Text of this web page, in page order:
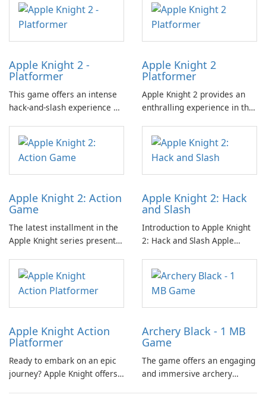
Apple Knight 2 -
Platformer
This game offers an intense
hack-and-slash experience as
waves of enemies within a
challenging platformer
environment.
Apple Knight 2
Platformer
Apple Knight 2 provides an
enthralling experience in the
characterized by its dynamic
gameplay that involves
facing relentless waves of
adversaries.
Apple Knight 2: Action
Game
The latest installment in the
Apple Knight series presents
experience that invites
players to delve into hack-
and-slash action amidst
relentless enemy hordes.
Apple Knight 2: Hack
and Slash
Introduction to Apple Knight
2: Hack and Slash Apple
engaging action-platformer
game designed by Limitless,
LLC.
Apple Knight Action
Platformer
Ready to embark on an epic
journey? Apple Knight offers
Archery Black - 1 MB
Game
The game offers an engaging
and immersive archery